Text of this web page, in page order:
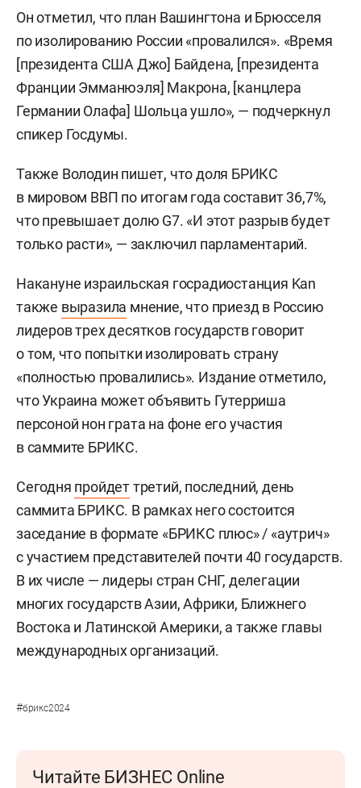
Он отметил, что план Вашингтона и Брюсселя
по изолированию России «провалился». «Время
[президента США Джо] Байдена, [президента
Франции Эмманюэля] Макрона, [канцлера
Германии Олафа] Шольца ушло», — подчеркнул
спикер Госдумы.
Также Володин пишет, что доля БРИКС
в мировом ВВП по итогам года составит 36,7%,
что превышает долю G7. «И этот разрыв будет
только расти», — заключил парламентарий.
Накануне израильская госрадиостанция Kan
также выразила мнение, что приезд в Россию
лидеров трех десятков государств говорит
о том, что попытки изолировать страну
«полностью провалились». Издание отметило,
что Украина может объявить Гутерриша
персоной нон грата на фоне его участия
в саммите БРИКС.
Сегодня пройдеттретий, последний, день
саммита БРИКС. В рамках него состоится
заседание в формате «БРИКС плюс» / «аутрич»
с участием представителей почти 40 государств.
В их числе — лидеры стран СНГ, делегации
многих государств Азии, Африки, Ближнего
Востока и Латинской Америки, а также главы
международных организаций.
#брикс2024
Читайте БИЗНЕС Online